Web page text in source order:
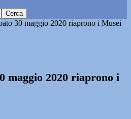
30 maggio 2020 riaprono i Musei
maggio 2020 riaprono i